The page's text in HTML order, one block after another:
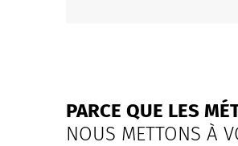
PARCE QUE LES
NOUS METTONS À